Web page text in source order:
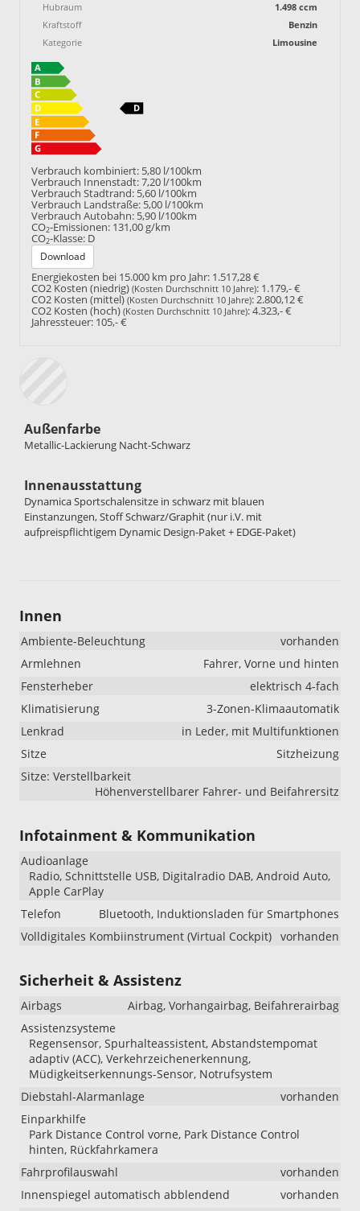
Hubraum
1.498 ccm
Kraftstoff
Benzin
Kategorie
Limousine
Verbrauch kombiniert: 5,80 l/100km
Verbrauch Innenstadt:7,20 l/100km
Verbrauch Stadtrand: 5,60 l/100km
Verbrauch Landstraße: 5,00 l/100km
Verbrauch Autobahn: 5,90 l/100km
CO2-Emissionen: 131,00 g/km
CO2-Klasse: D
Download
Energiekosten bei 15.000 km pro Jahr: 1.517,28 €
CO2 Kosten (niedrig) (Kosten Durchschnitt 10 Jahre): 1.179,- €
CO2 Kosten (mittel) (Kosten Durchschnitt 10 Jahre):2.800,12 €
CO2 Kosten (hoch) (Kosten Durchschnitt 10 Jahre):4.323,- €
Jahressteuer: 105,- €
Außenfarbe
Metallic-Lackierung Nacht-Schwarz
Innenausstattung
Dynamica Sportschalensitze in schwarz mit blauen
Einstanzungen, Stoff Schwarz/Graphit (nur i.V. mit
aufpreispflichtigem Dynamic Design-Paket + EDGE-Paket)
Innen
Ambiente-Beleuchtung
vorhanden
Armlehnen
Fahrer, Vorne und hinten
Fensterheber
elektrisch 4-fach
Klimatisierung
3-Zonen-Klimaautomatik
Lenkrad
in Leder, mit Multifunktionen
Sitze
Sitzheizung
Sitze: Verstellbarkeit
Höhenverstellbarer Fahrer- und Beifahrersitz
Infotainment & Kommunikation
Audioanlage
Radio, Schnittstelle USB, Digitalradio DAB, Android Auto,
Apple CarPlay
Telefon
Bluetooth, Induktionsladen für Smartphones
Volldigitales Kombiinstrument (Virtual Cockpit) vorhanden
Sicherheit & Assistenz
Airbags
Airbag, Vorhangairbag, Beifahrerairbag
Assistenzsysteme
Regensensor, Spurhalteassistent, Abstandstempomat
adaptiv (ACC), Verkehrzeichenerkennung,
Müdigkeitserkennungs-Sensor, Notrufsystem
Diebstahl-Alarmanlage
vorhanden
Einparkhilfe
Park Distance Control vorne, Park Distance Control
hinten, Rückfahrkamera
Fahrprofilauswahl
vorhanden
Innenspiegel automatisch abblendend
vorhanden